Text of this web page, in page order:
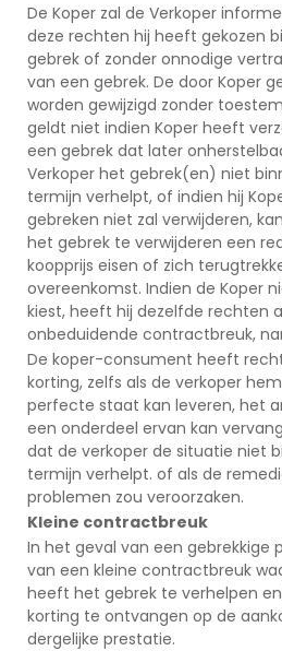
De Koper zal de Verkoper
deze rechten hij heeft gekozen
gebrek of zonder onnodige
van een gebrek. De door Koper
worden gewijzigd zonder
geldt niet indien Koper heeft
een gebrek dat later
Verkoper het gebrek(en) niet
termijn verhelpt, of indien hij
gebreken niet zal verwijderen,
het gebrek te verwijderen een
koopprijs eisen of zich
overeenkomst. Indien de Koper
kiest, heeft hij dezelfde rechten
onbeduidende contractbreuk,
De koper-consument heeft
korting, zelfs als de verkoper
perfecte staat kan leveren, het
een onderdeel ervan kan
dat de verkoper de situatie niet
termijn verhelpt. of als de
problemen zou veroorzaken.
Kleine contractbreuk
In het geval van een gebrekkige
van een kleine contractbreuk
heeft het gebrek te verhelpen
korting te ontvangen op de
dergelijke prestatie.